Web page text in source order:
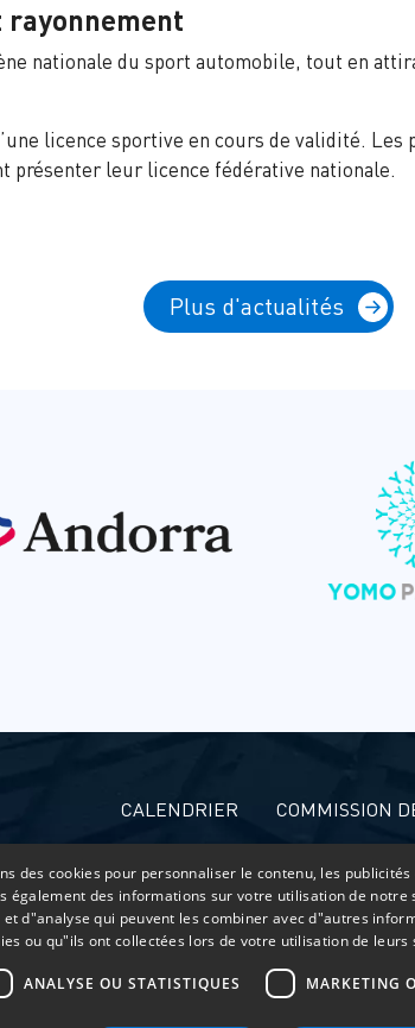
nationale du sport automobile, tout en
licence sportive en cours de validité.
présenter leur licence fédérative nationale.
Plus d'actualités
CALENDRIER COMMISSION
des cookies pour personnaliser le contenu, les
également des informations sur votre utilisation de notre
et d"analyse qui peuvent les combiner avec d"autres
ou qu"ils ont collectées lors de votre utilisation de leurs
ANALYSE OU STATISTIQUES MARKETING